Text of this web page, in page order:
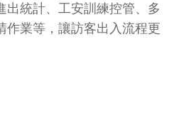
出統計、工安訓練控管、多
作業等，讓訪客出入流程更